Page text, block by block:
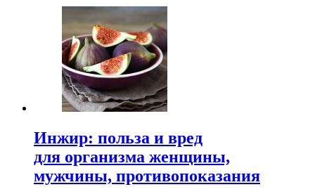
Инжир: польза и вред
для организма женщины,
мужчины, противопоказания